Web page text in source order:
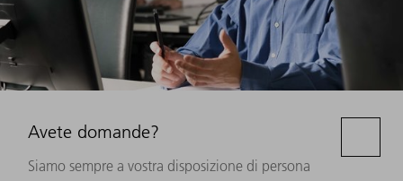
Avete domande?
Siamo sempre a vostra disposizione di persona